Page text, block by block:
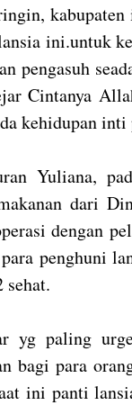
ini.untuk
pengasuh
Cintanya
kehidupan
Yuliana,
dari
dengan
penghuni
sehat.
yg paling
bagi para
ini panti